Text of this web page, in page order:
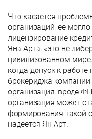
Что касается
организаций, ее
лицензирование
Яна Арта, «это не
цивилизованном
когда допуск к
брокериджа
организация, вроде
организация может
формирования такой
надеется Ян Арт.